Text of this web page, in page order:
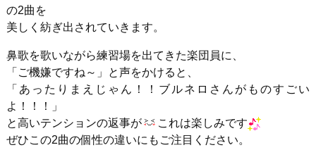
の2曲を
美しく紡ぎ出されていきます。
鼻歌を歌いながら練習場を出てきた楽団員に、
「ご機嫌ですね～」と声をかけると、
「あったりまえじゃん！！ブルネロさんがものすごい
よ！！！」
と高いテンションの返事が
これは楽しみです
ぜひこの2曲の個性の違いにもご注目ください。